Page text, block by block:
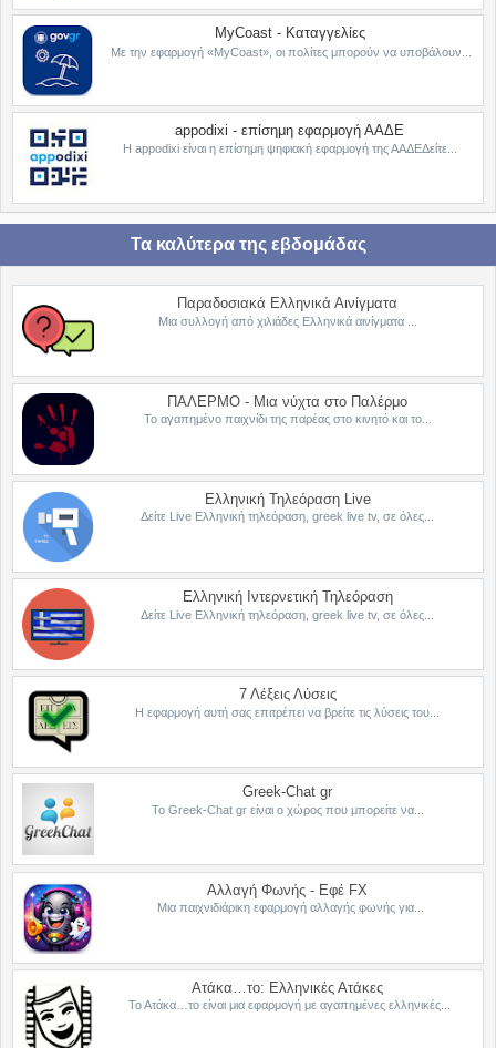
MyCoast - Καταγγελίες
Με την εφαρμογή «MyCoast», οι πολίτες μπορούν να υποβάλουν...
appodixi - επίσημη εφαρμογή ΑΑΔΕ
Η appodixi είναι η επίσημη ψηφιακή εφαρμογή της ΑΑΔΕΔείτε...
Τα καλύτερα της εβδομάδας
Παραδοσιακά Ελληνικά Αινίγματα
Μια συλλογή από χιλιάδες Ελληνικά αινίγματα ...
ΠΑΛΕΡΜΟ - Μια νύχτα στο Παλέρμο
Το αγαπημένο παιχνίδι της παρέας στο κινητό και το...
Ελληνική Τηλεόραση Live
Δείτε Live Ελληνική τηλεόραση, greek live tv, σε όλες...
Ελληνική Ιντερνετική Τηλεόραση
Δείτε Live Ελληνική τηλεόραση, greek live tv, σε όλες...
7 Λέξεις Λύσεις
Η εφαρμογή αυτή σας επιτρέπει να βρείτε τις λύσεις του...
Greek-Chat gr
Το Greek-Chat gr είναι ο χώρος που μπορείτε να...
Αλλαγή Φωνής - Εφέ FX
Μια παιχνιδιάρικη εφαρμογή αλλαγής φωνής για...
Ατάκα…το: Ελληνικές Ατάκες
Το Ατάκα…το είναι μια εφαρμογή με αγαπημένες ελληνικές...